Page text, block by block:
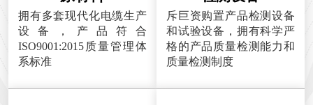
拥有多套现代化电缆生产
设备，产品符合
ISO9001:2015质量管理体
系标准
斥巨资购置产品检测设备
和试验设备，拥有科学严
格的产品质量检测能力和
质量检测制度